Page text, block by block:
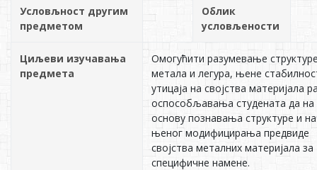
Условљност другим
предметом
Облик
условљености
Циљеви изучавања
предмета
Омогућити разумевање
метала и легура, њене
утицаја на својства материјала
оспособљавања студената да на
основу познавања структуре и
њеног модифицирања предвиде
својства металних материјала за
специфичне намене.